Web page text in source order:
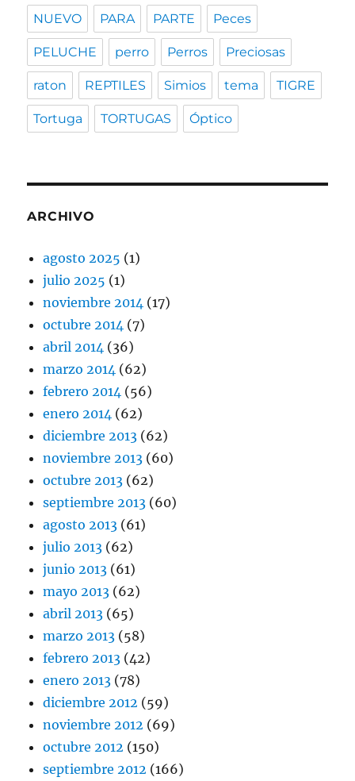
NUEVO PARA PARTE Peces
PELUCHE perro Perros Preciosas
raton REPTILES Simios tema TIGRE
Tortuga TORTUGAS Óptico
ARCHIVO
agosto 2025 (1)
julio 2025 (1)
noviembre 2014 (17)
octubre 2014 (7)
abril 2014 (36)
marzo 2014 (62)
febrero 2014 (56)
enero 2014 (62)
diciembre 2013 (62)
noviembre 2013 (60)
octubre 2013 (62)
septiembre 2013 (60)
agosto 2013 (61)
julio 2013 (62)
junio 2013 (61)
mayo 2013 (62)
abril 2013 (65)
marzo 2013 (58)
febrero 2013 (42)
enero 2013 (78)
diciembre 2012 (59)
noviembre 2012 (69)
octubre 2012 (150)
septiembre 2012 (166)